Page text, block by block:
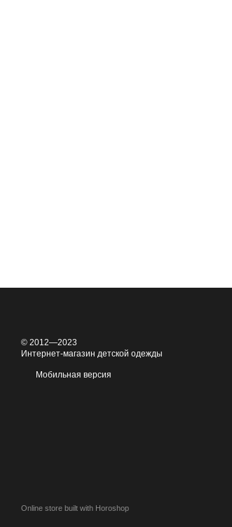
© 2012—2023
Интернет-магазин детской одежды
Мобильная версия
Online store built with Horoshop